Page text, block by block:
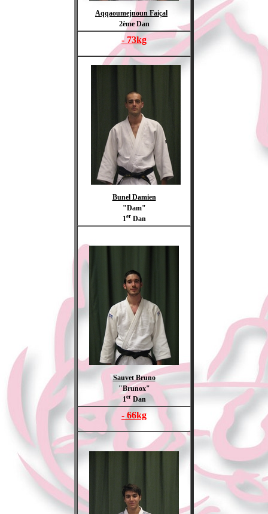
Aqqaoumejnoun Faiçal
2ème Dan
- 73kg
Bunel Damien
"Dam"
1 erDan
Sauvet Bruno
"Brunox"
1 erDan
- 66kg